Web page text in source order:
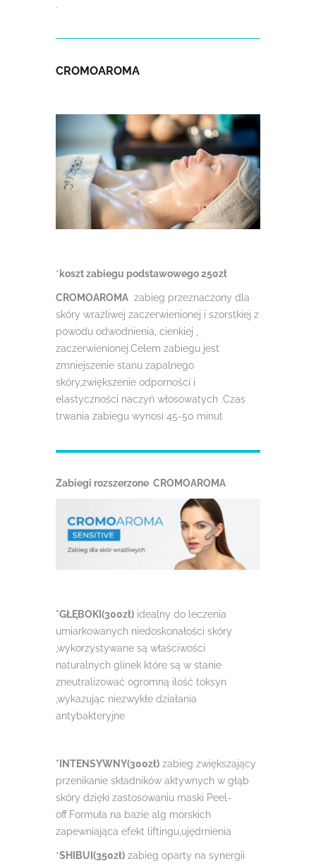
.
CROMOAROMA
*koszt zabiegu podstawowego 250zł
CROMOAROMA zabieg przeznaczony dla
skóry wrażliwej zaczerwienionej i szorstkiej z
powodu odwodnienia, cienkiej ,
zaczerwienionej.Celem zabiegu jest
zmniejszenie stanu zapalnego
skóry,zwiększenie odporności i
elastyczności naczyń włosowatych .Czas
trwania zabiegu wynosi 45-50 minut
Zabiegi rozszerzone CROMOAROMA
*GŁĘBOKI(300zł) idealny do leczenia
umiarkowanych niedoskonałości skóry
,wykorzystywane są właściwości
naturalnych glinek które są w stanie
zneutralizować ogromną ilość toksyn
,wykazując niezwykłe działania
antybakteryjne
*INTENSYWNY(300zł) zabieg zwiększający
przenikanie składników aktywnych w głąb
skóry dzięki zastosowaniu maski Peel-
off.Formuła na bazie alg morskich
zapewniająca efekt liftingu,ujędrnienia
*SHIBUI(350zł) zabieg oparty na synergii